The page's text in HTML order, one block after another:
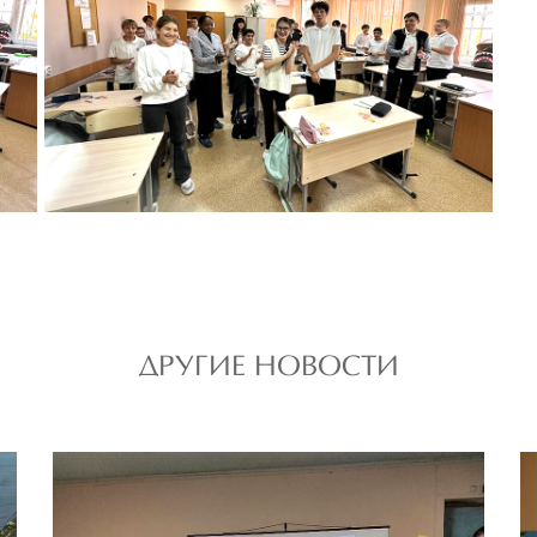
ДРУГИЕ НОВОСТИ